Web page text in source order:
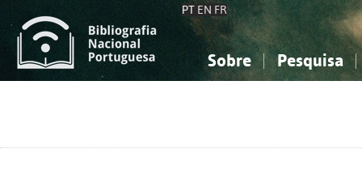
PT EN FR
Sobre Pesquisa